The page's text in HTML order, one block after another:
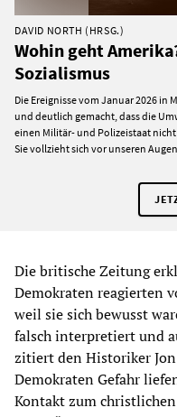
DAVID NORTH (HRSG.)
Wohin geht
Sozialismus
Die Ereignisse vom Januar 2026 in
und deutlich gemacht, dass die
einen Militär- und Polizeistaat
Sie vollzieht sich vor unseren
Die britische Zeitung
Demokraten reagierten
weil sie sich bewusst
falsch interpretiert und
zitiert den Historiker
Demokraten Gefahr
Kontakt zum